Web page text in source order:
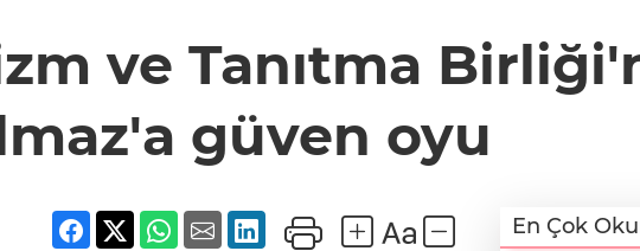
ve Tanıtma
güven oyu
En Çok